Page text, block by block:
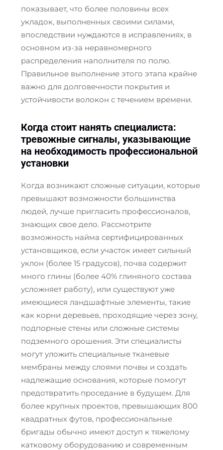
показывает, что более половины всех
укладок, выполненных своими силами,
впоследствии нуждаются в исправлениях, в
основном из-за неравномерного
распределения наполнителя по полю.
Правильное выполнение этого этапа крайне
важно для долговечности покрытия и
устойчивости волокон с течением времени.
Когда стоит нанять специалиста:
тревожные сигналы, указывающие
на необходимость профессиональной
установки
Когда возникают сложные ситуации, которые
превышают возможности большинства
людей, лучше пригласить профессионалов,
знающих свое дело. Рассмотрите
возможность найма сертифицированных
установщиков, если участок имеет сильный
уклон (более 15 градусов), почва содержит
много глины (более 40% глиняного состава
усложняет работу), или существуют уже
имеющиеся ландшафтные элементы, такие
как корни деревьев, проходящие через зону,
подпорные стены или сложные системы
подземного орошения. Эти специалисты
могут уложить специальные тканевые
мембраны между слоями почвы и создать
надлежащие основания, которые помогут
предотвратить проседание в будущем. Для
более крупных проектов, превышающих 800
квадратных футов, профессиональные
бригады обычно имеют доступ к тяжелому
катковому оборудованию и современным